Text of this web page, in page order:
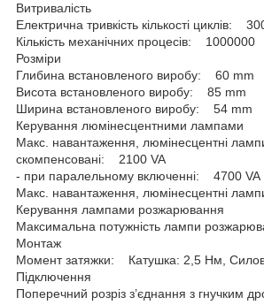
Витривалість
Електрична тривкість кількості циклів:
Кількість механічних процесів: 1000000
Розміри
Глибина встановленого виробу: 60 mm
Висота встановленого виробу: 85 mm
Ширина встановленого виробу: 54 mm
Керування люмінесцентними лампами
Макс. навантаження, люмінесцентні
скомпенсовані: 2100 VA
- при паралельному включенні: 4700 VA
Макс. навантаження, люмінесцентні
Керування лампами розжарювання
Максимальна потужність лампи
Монтаж
Момент затяжки: Катушка: 2,5 Нм,
Підключення
Поперечний розріз з’єднання з гнучким